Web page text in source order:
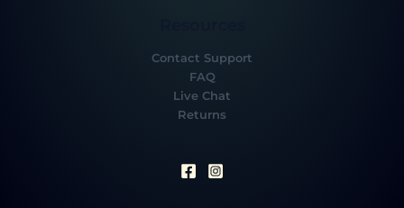
Contact Support
FAQ
Live Chat
Returns